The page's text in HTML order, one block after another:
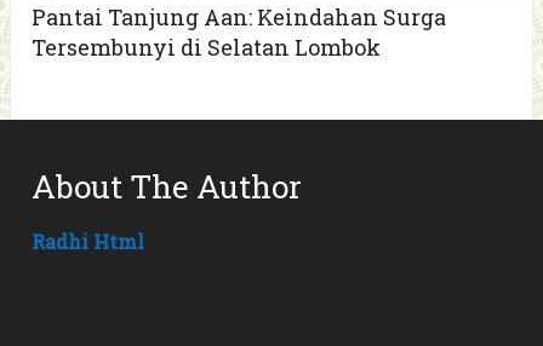
Pantai Tanjung Aan: Keindahan Surga
Tersembunyi di Selatan Lombok
About The Author
Radhi Html